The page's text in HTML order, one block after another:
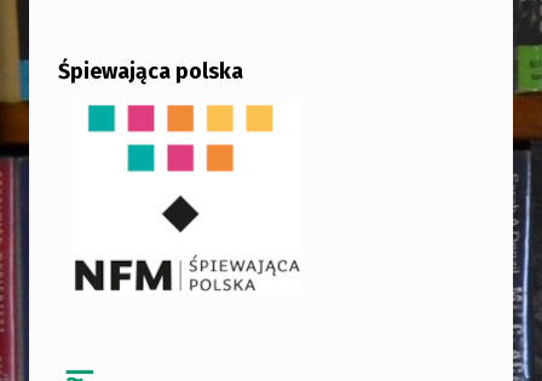
Śpiewająca polska